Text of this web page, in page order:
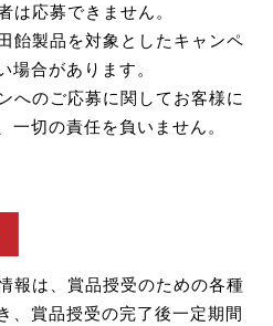
は応募できません。
飴製品を対象としたキャンペ
場合があります。
へのご応募に関してお客様に
一切の責任を負いません。
報は、賞品授受のための各種
、賞品授受の完了後一定期間